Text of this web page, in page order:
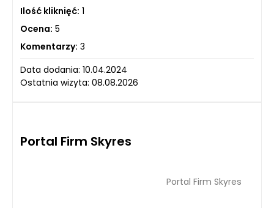
Ilość kliknięć: 1
Ocena: 5
Komentarzy: 3
Data dodania: 10.04.2024
Ostatnia wizyta: 08.08.2026
Portal Firm Skyres
Portal Firm Skyres